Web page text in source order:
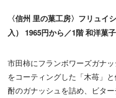
〈信州 里の菓工房〉フリュイ
入） 1965円から／1階 和洋菓
市田柿にフランボワーズガナ
をコーティングした「木苺」
酎のガナッシュを詰め、ビタ